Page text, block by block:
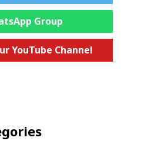
Group
YouTube Channel